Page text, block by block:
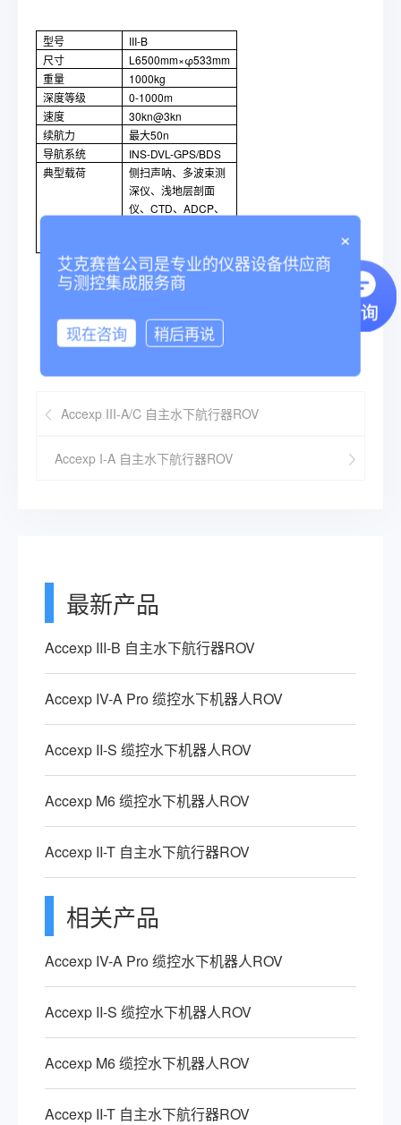
型号
III-B
尺寸
L6500mm×φ533mm
重量
1000kg
深度等级
0-1000m
速度
30kn@3kn
续航力
最大50n
导航系统
INS-DVL-GPS/BDS
典型载荷
侧扫声呐、多波束测
深仪、浅地层剖面
仪、CTD、ADCP、
Accexp III-A/C 自主水下航行器ROV
Accexp I-A 自主水下航行器ROV
最新产品
Accexp III-B 自主水下航行器ROV
Accexp IV-A Pro 缆控水下机器人ROV
Accexp II-S 缆控水下机器人ROV
Accexp M6 缆控水下机器人ROV
Accexp II-T 自主水下航行器ROV
相关产品
Accexp IV-A Pro 缆控水下机器人ROV
Accexp II-S 缆控水下机器人ROV
Accexp M6 缆控水下机器人ROV
Accexp II-T 自主水下航行器ROV
×
艾克赛普公司是专业的仪器设备供应商
与测控集成服务商
现在咨询 稍后再说